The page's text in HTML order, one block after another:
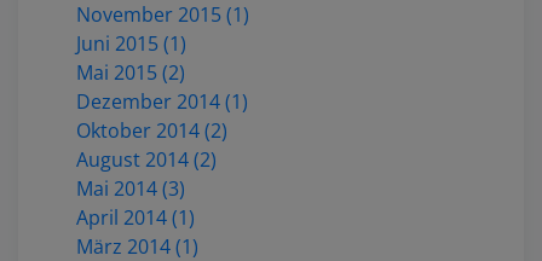
November 2015 (1)
Juni 2015 (1)
Mai 2015 (2)
Dezember 2014 (1)
Oktober 2014 (2)
August 2014 (2)
Mai 2014 (3)
April 2014 (1)
März 2014 (1)